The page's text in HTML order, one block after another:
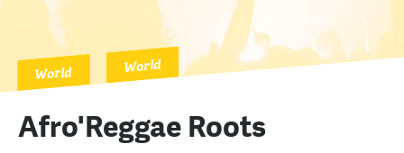
World World
Afro'Reggae Roots